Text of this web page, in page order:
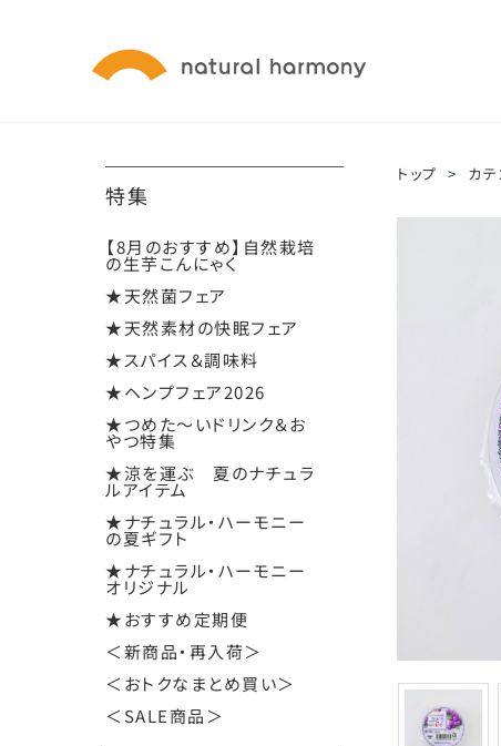
特集
【8月のおすすめ】自然栽培
の生芋こんにゃく
★天然菌フェア
★天然素材の快眠フェア
★スパイス＆調味料
★ヘンプフェア2026
★つめた～いドリンク＆お
やつ特集
★涼を運ぶ 夏のナチュラ
ルアイテム
★ナチュラル・ハーモニー
の夏ギフト
★ナチュラル・ハーモニー
オリジナル
★おすすめ定期便
＜新商品・再入荷＞
＜おトクなまとめ買い＞
＜SALE商品＞
トップ > カテ